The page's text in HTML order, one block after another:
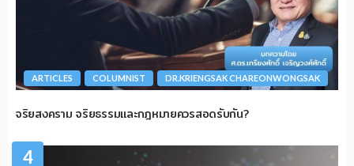
ARTICLES COLUMNIST DR.KRIENGSAK CHAREONWONGSAK
จริยสงคราม จริยธรรมและกฎหมายควรสอดรับกัน?
4